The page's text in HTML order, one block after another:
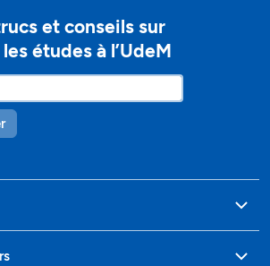
et conseils sur
études à l’UdeM